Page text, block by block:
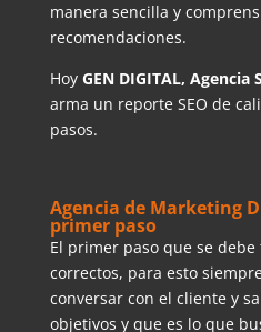
manera sencilla y
recomendaciones.
Hoy GEN DIGITAL, Agencia
arma un reporte SEO de
pasos.
Agencia de Marketing
primer paso
El primer paso que se debe
correctos, para esto
conversar con el cliente y
objetivos y que es lo que